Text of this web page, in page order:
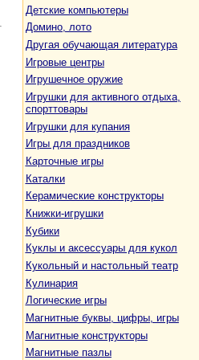
Детские компьютеры
Домино, лото
Другая обучающая литература
Игровые центры
Игрушечное оружие
Игрушки для активного отдыха,
спорттовары
Игрушки для купания
Игры для праздников
Карточные игры
Каталки
Керамические конструкторы
Книжки-игрушки
Кубики
Куклы и аксессуары для кукол
Кукольный и настольный театр
Кулинария
Логические игры
Магнитные буквы, цифры, игры
Магнитные конструкторы
Магнитные пазлы